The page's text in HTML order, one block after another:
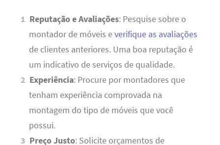
Reputação e Avaliações: Pesquise sobre o
montador de móveis everifique as avaliações
de clientes anteriores. Uma boa reputação é
um indicativo de serviços de qualidade.
Experiência: Procure por montadores que
tenham experiência comprovada na
montagem do tipo de móveis que você
possui.
Preço Justo: Solicite orçamentos de